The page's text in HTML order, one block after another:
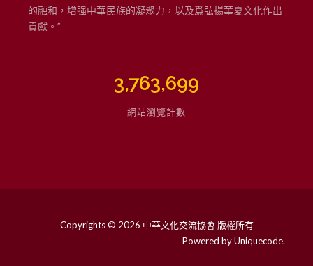
的融和，增强中華民族的凝聚力，以及爲弘揚華夏文化作出
貢獻。”
3,763,699
網站瀏覽計數
Copyrights © 2026 中華文化交流協會 版權所有
Powered byUniquecode.